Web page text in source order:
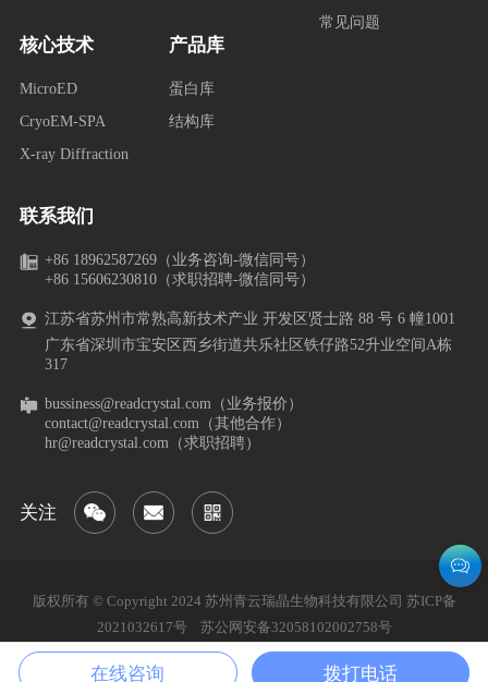
常见问题
产品库
蛋白库
结构库
核心技术
MicroED
CryoEM-SPA
X-ray Diffraction
联系我们
+86 18962587269（业务咨询-微信同号）
+86 15606230810（求职招聘-微信同号）
江苏省苏州市常熟高新技术产业 开发区贤士路 88 号 6 幢1001
广东省深圳市宝安区西乡街道共乐社区铁仔路52升业空间A栋
317
bussiness@readcrystal.com（业务报价）
contact@readcrystal.com（其他合作）
hr@readcrystal.com（求职招聘）
关注
版权所有 © Copyright 2024 苏州青云瑞晶生物科技有限公司 苏ICP备
2021032617号
苏公网安备32058102002758号
隐私政策
在线咨询 拨打电话